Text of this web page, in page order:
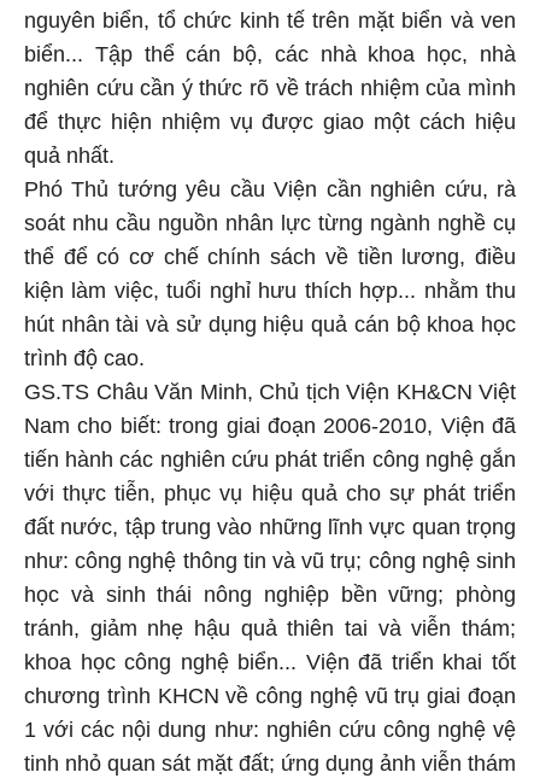
nguyên biển, tổ chức kinh tế trên mặt biển và ven
biển... Tập thể cán bộ, các nhà khoa học, nhà
nghiên cứu cần ý thức rõ về trách nhiệm của mình
để thực hiện nhiệm vụ được giao một cách hiệu
quả nhất.
Phó Thủ tướng yêu cầu Viện cần nghiên cứu, rà
soát nhu cầu nguồn nhân lực từng ngành nghề cụ
thể để có cơ chế chính sách về tiền lương, điều
kiện làm việc, tuổi nghỉ hưu thích hợp... nhằm thu
hút nhân tài và sử dụng hiệu quả cán bộ khoa học
trình độ cao.
GS.TS Châu Văn Minh, Chủ tịch Viện KH&CN Việt
Nam cho biết: trong giai đoạn 2006-2010, Viện đã
tiến hành các nghiên cứu phát triển công nghệ gắn
với thực tiễn, phục vụ hiệu quả cho sự phát triển
đất nước, tập trung vào những lĩnh vực quan trọng
như: công nghệ thông tin và vũ trụ; công nghệ sinh
học và sinh thái nông nghiệp bền vững; phòng
tránh, giảm nhẹ hậu quả thiên tai và viễn thám;
khoa học công nghệ biển... Viện đã triển khai tốt
chương trình KHCN về công nghệ vũ trụ giai đoạn
1 với các nội dung như: nghiên cứu công nghệ vệ
tinh nhỏ quan sát mặt đất; ứng dụng ảnh viễn thám